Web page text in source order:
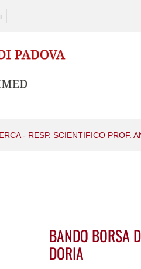
- RESP. SCIENTIFICO PROF.
BANDO BORSA
DORIA